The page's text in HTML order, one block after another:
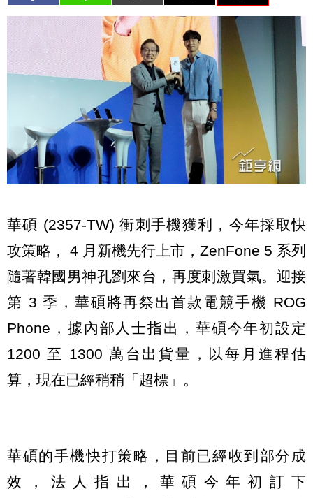
華碩 (2357-TW) 衝刺手機獲利，今年採取快
攻策略， 4 月新機先行上市，ZenFone 5 系列
隨著韓國男神孔劉來台，再度刺激買氣。迎接
第 3 季，華碩將再祭出首款電競手機 ROG
Phone，據內部人士指出，華碩今年初設定
1200 至 1300 萬台出貨量，以每月進程估
算，現在已經稍稍「超標」。
華碩的手機快打策略，目前已經收到部分成
效，法人指出，華碩今年初訂下